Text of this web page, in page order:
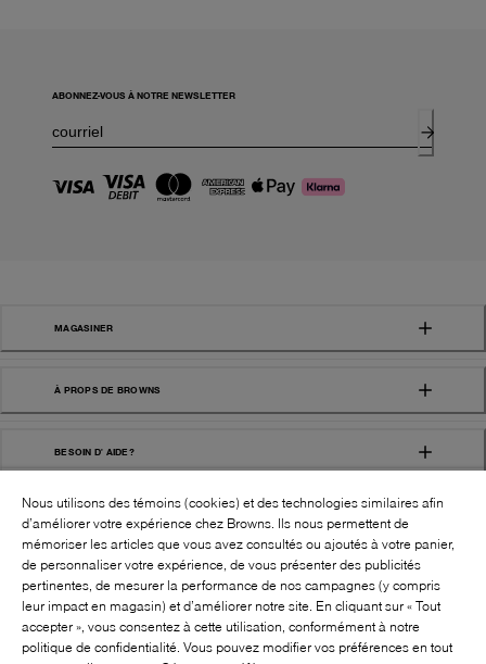
ABONNEZ-VOUS À NOTRE NEWSLETTER
MAGASINER
À PROPS DE BROWNS
BESOIN D' AIDE?
SUIVEZ-NOUS!:
Nous utilisons des témoins (cookies) et des technologies similaires afin
d’améliorer votre expérience chez Browns. Ils nous permettent de
mémoriser les articles que vous avez consultés ou ajoutés à votre panier,
de personnaliser votre expérience, de vous présenter des publicités
pertinentes, de mesurer la performance de nos campagnes (y compris
leur impact en magasin) et d’améliorer notre site. En cliquant sur « Tout
accepter », vous consentez à cette utilisation, conformément à notre
politique de confidentialité. Vous pouvez modifier vos préférences en tout